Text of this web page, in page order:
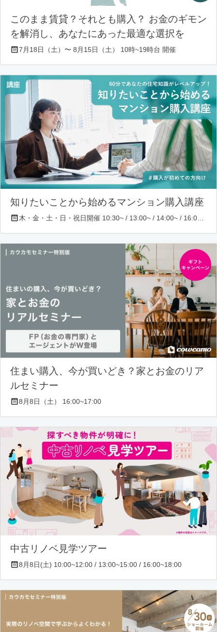
このまま賃貸？それとも購入？ お金のギモン
を解消し、あなたにあった最適な選択を
7月18日（土）〜 8月15日（土） 10時~19時台 開催
知りたいことから始めるマンション購入講座
住まい購入、今が買いどき？家とお金のリア
ルセミナー
8月8日（土） 16:00~17:00
中古リノベ見学ツアー
8月8日(土) 10:00~12:00 / 13:00~15:00 / 16:00~18:00